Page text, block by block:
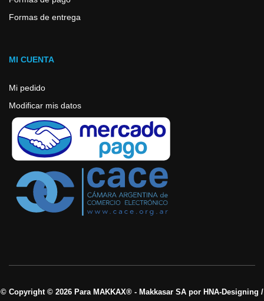
Formas de entrega
MI CUENTA
Mi pedido
Modificar mis datos
© Copyright © 2026 Para MAKKAX® - Makkasar SA por HNA-Designing /